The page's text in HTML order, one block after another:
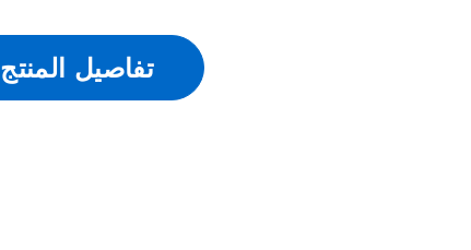
تفاصيل المنتج